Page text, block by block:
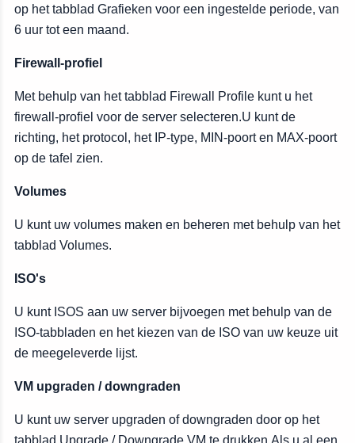
op het tabblad Grafieken voor een ingestelde periode, van
6 uur tot een maand.
Firewall-profiel
Met behulp van het tabblad Firewall Profile kunt u het
firewall-profiel voor de server selecteren.U kunt de
richting, het protocol, het IP-type, MIN-poort en MAX-poort
op de tafel zien.
Volumes
U kunt uw volumes maken en beheren met behulp van het
tabblad Volumes.
ISO's
U kunt ISOS aan uw server bijvoegen met behulp van de
ISO-tabbladen en het kiezen van de ISO van uw keuze uit
de meegeleverde lijst.
VM upgraden / downgraden
U kunt uw server upgraden of downgraden door op het
tabblad Upgrade / Downgrade VM te drukken.Als u al een